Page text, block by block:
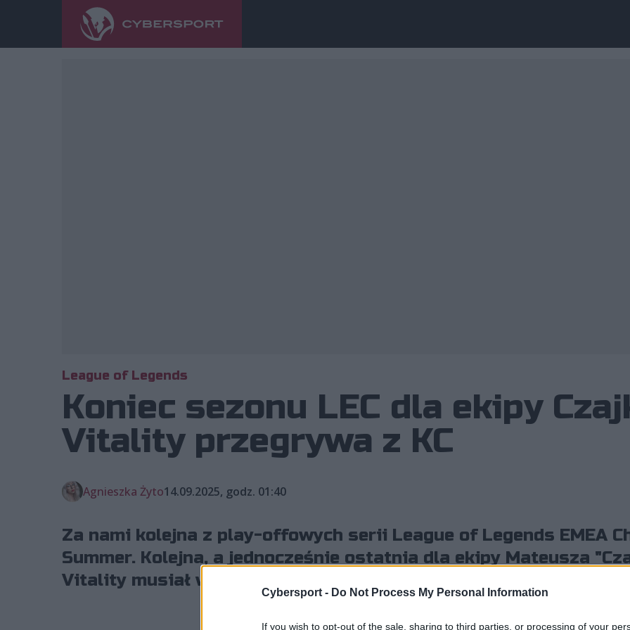
Cybersport - Do Not Process My Personal Information
If you wish to opt-out of the sale, sharing to third parties, or processing of your
League of Legends
Koniec sezonu LEC dla ekipy
Vitality przegrywa z KC
Agnieszka Żyto14.09.2025, godz. 01:40
Za nami kolejna z play-offowych serii League of Legends EMEA
Summer. Kolejna, a jednocześnie ostatnia dla ekipy Mateusza
Vitality musiał wszak uznać wyższość Karmine Corp.